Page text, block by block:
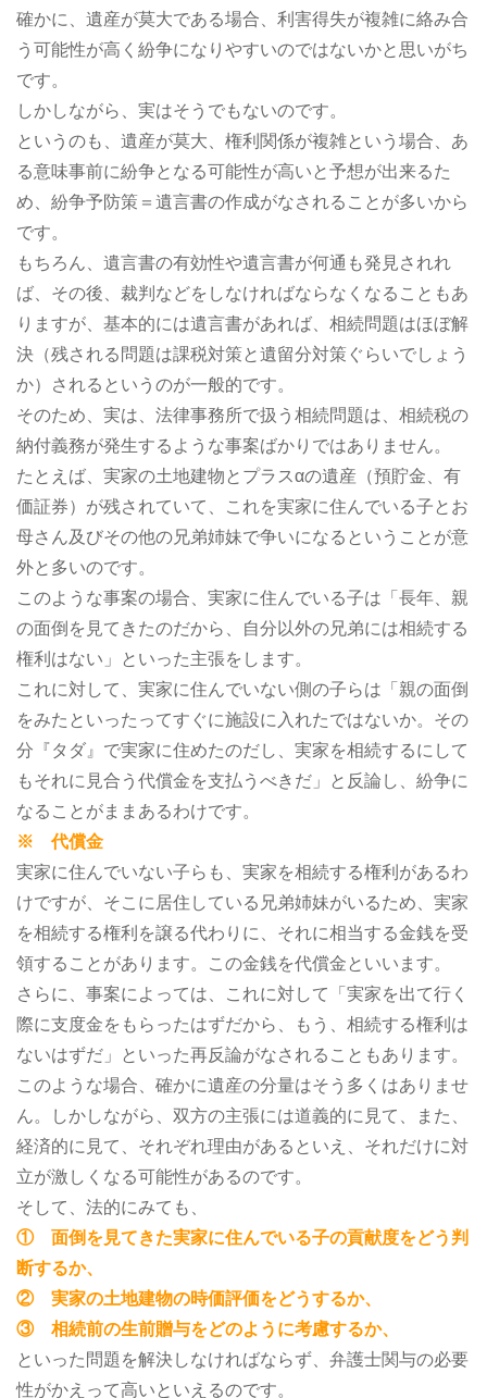
確かに、遺産が莫大である場合、利害得失が複雑に絡み合
う可能性が高く紛争になりやすいのではないかと思いがち
です。
しかしながら、実はそうでもないのです。
というのも、遺産が莫大、権利関係が複雑という場合、あ
る意味事前に紛争となる可能性が高いと予想が出来るた
め、紛争予防策＝遺言書の作成がなされることが多いから
です。
もちろん、遺言書の有効性や遺言書が何通も発見されれ
ば、その後、裁判などをしなければならなくなることもあ
りますが、基本的には遺言書があれば、相続問題はほぼ解
決（残される問題は課税対策と遺留分対策ぐらいでしょう
か）されるというのが一般的です。
そのため、実は、法律事務所で扱う相続問題は、相続税の
納付義務が発生するような事案ばかりではありません。
たとえば、実家の土地建物とプラスαの遺産（預貯金、有
価証券）が残されていて、これを実家に住んでいる子とお
母さん及びその他の兄弟姉妹で争いになるということが意
外と多いのです。
このような事案の場合、実家に住んでいる子は「長年、親
の面倒を見てきたのだから、自分以外の兄弟には相続する
権利はない」といった主張をします。
これに対して、実家に住んでいない側の子らは「親の面倒
をみたといったってすぐに施設に入れたではないか。その
分『タダ』で実家に住めたのだし、実家を相続するにして
もそれに見合う代償金を支払うべきだ」と反論し、紛争に
なることがままあるわけです。
※ 代償金
実家に住んでいない子らも、実家を相続する権利があるわ
けですが、そこに居住している兄弟姉妹がいるため、実家
を相続する権利を譲る代わりに、それに相当する金銭を受
領することがあります。この金銭を代償金といいます。
さらに、事案によっては、これに対して「実家を出て行く
際に支度金をもらったはずだから、もう、相続する権利は
ないはずだ」といった再反論がなされることもあります。
このような場合、確かに遺産の分量はそう多くはありませ
ん。しかしながら、双方の主張には道義的に見て、また、
経済的に見て、それぞれ理由があるといえ、それだけに対
立が激しくなる可能性があるのです。
そして、法的にみても、
① 面倒を見てきた実家に住んでいる子の貢献度をどう判
断するか、
② 実家の土地建物の時価評価をどうするか、
③ 相続前の生前贈与をどのように考慮するか、
といった問題を解決しなければならず、弁護士関与の必要
性がかえって高いといえるのです。